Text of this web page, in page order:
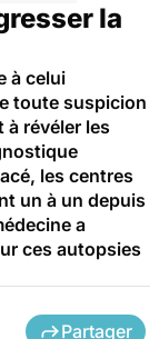
la
à celui
toute suspicion
révéler les
les centres
un à un depuis
a
ces autopsies
Partager